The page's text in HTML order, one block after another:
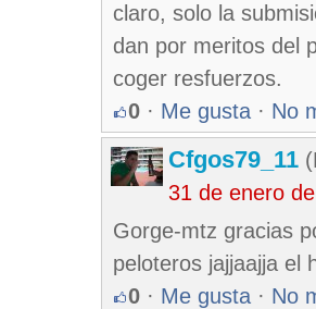
claro, solo la
dan por meritos del
coger resfuerzos.
0 · Me gusta · No
Cfgos79_11
31 de enero
Gorge-mtz gracias
peloteros jajjaajja el
0 · Me gusta · No